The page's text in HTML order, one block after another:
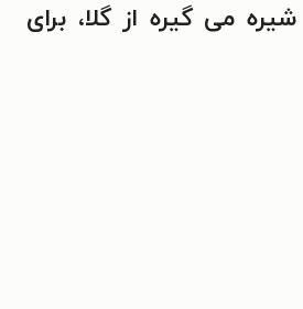
شیره می گیره از گلا، برای